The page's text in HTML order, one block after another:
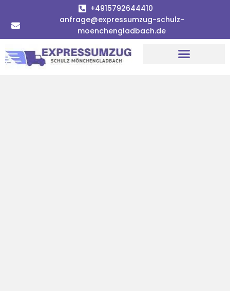
+4915792644410
anfrage@expressumzug-schulz-
moenchengladbach.de